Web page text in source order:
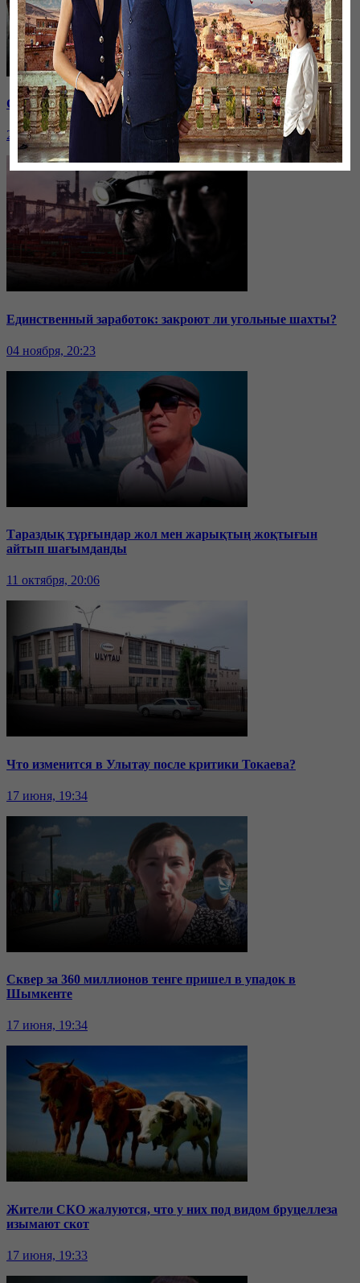
Саммит ОДКБ: под вопросом эффективность организации
24 ноября, 20:43
Единственный заработок: закроют ли угольные шахты?
04 ноября, 20:23
Тараздық тұрғындар жол мен жарықтың жоқтығын
айтып шағымданды
11 октября, 20:06
Что изменится в Улытау после критики Токаева?
17 июня, 19:34
Сквер за 360 миллионов тенге пришел в упадок в
Шымкенте
17 июня, 19:34
Жители СКО жалуются, что у них под видом бруцеллеза
изымают скот
17 июня, 19:33